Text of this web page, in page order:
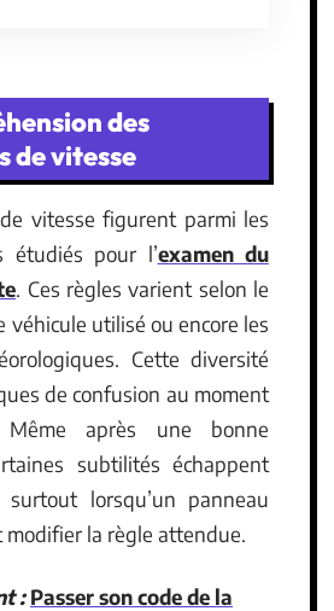
des
de vitesse
vitesse figurent parmi les
étudiés pour l’examen du
. Ces règles varient selon le
véhicule utilisé ou encore les
Cette diversité
de confusion au moment
après une bonne
subtilités échappent
lorsqu’un panneau
la règle attendue.
: Passer son code de la